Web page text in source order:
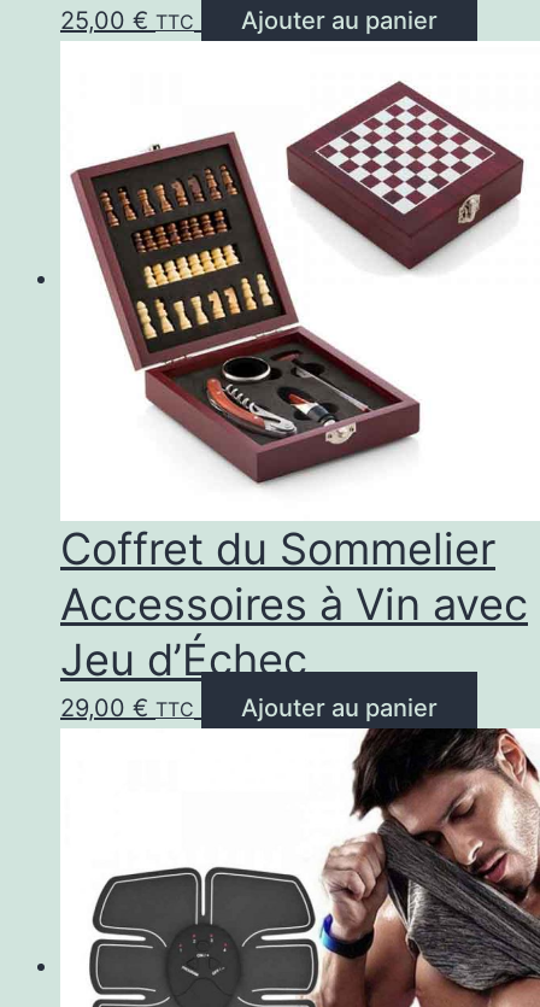
25,00 € TTC Ajouter au panier
Coffret du Sommelier
Accessoires à Vin avec
Jeu d’Échec
29,00 € TTC Ajouter au panier